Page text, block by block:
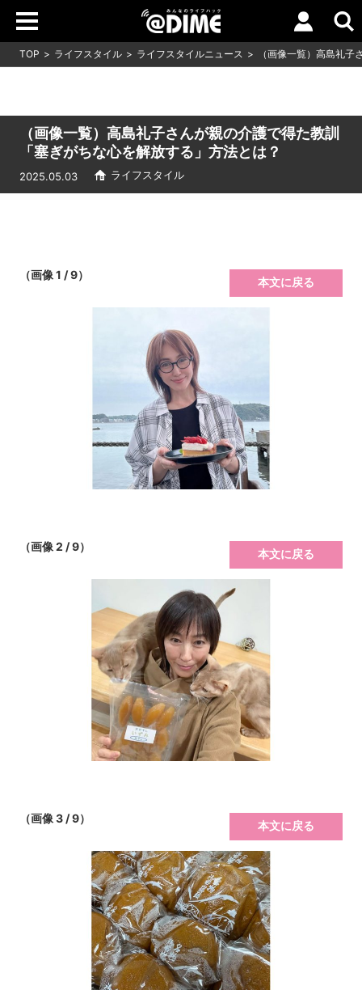
TOP ライフスタイル ライフスタイルニュース （画像一覧）高島礼
（画像一覧）高島礼子さんが親の介護で得た教訓
「塞ぎがちな心を解放する」方法とは？
2025.05.03 ライフスタイル
（画像 1 / 9）
本文に戻る
（画像 2 / 9）
本文に戻る
（画像 3 / 9）
本文に戻る